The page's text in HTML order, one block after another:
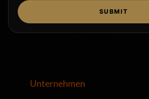
SUBMIT
Unternehmen